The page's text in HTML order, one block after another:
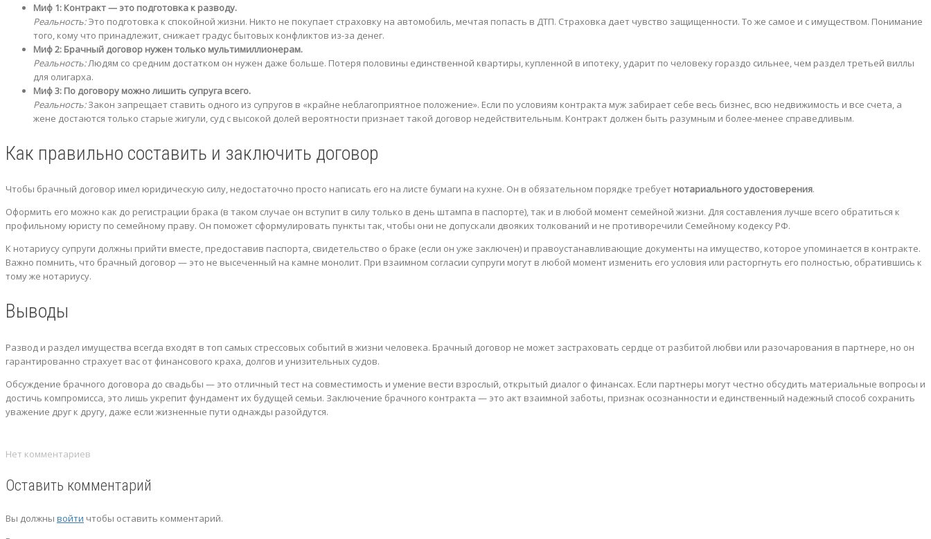
Миф 1: Контракт — это подготовка к разводу.
Реальность:Это подготовка к спокойной жизни. Никто не покупает страховку на автомобиль, мечтая попасть в ДТП. Страховка дает чувство защищенности. То же самое и с имуществом. Понимание
того, кому что принадлежит, снижает градус бытовых конфликтов из-за денег.
Миф 2: Брачный договор нужен только мультимиллионерам.
Реальность:Людям со средним достатком он нужен даже больше. Потеря половины единственной квартиры, купленной в ипотеку, ударит по человеку гораздо сильнее, чем раздел третьей виллы
для олигарха.
Миф 3: По договору можно лишить супруга всего.
Реальность:Закон запрещает ставить одного из супругов в «крайне неблагоприятное положение». Если по условиям контракта муж забирает себе весь бизнес, всю недвижимость и все счета, а
жене достаются только старые жигули, суд с высокой долей вероятности признает такой договор недействительным. Контракт должен быть разумным и более-менее справедливым.
Как правильно составить и заключить договор
Чтобы брачный договор имел юридическую силу, недостаточно просто написать его на листе бумаги на кухне. Он в обязательном порядке требует нотариального удостоверения.
Оформить его можно как до регистрации брака (в таком случае он вступит в силу только в день штампа в паспорте), так и в любой момент семейной жизни. Для составления лучше всего обратиться к
профильному юристу по семейному праву. Он поможет сформулировать пункты так, чтобы они не допускали двояких толкований и не противоречили Семейному кодексу РФ.
К нотариусу супруги должны прийти вместе, предоставив паспорта, свидетельство о браке (если он уже заключен) и правоустанавливающие документы на имущество, которое упоминается в контракте.
Важно помнить, что брачный договор — это не высеченный на камне монолит. При взаимном согласии супруги могут в любой момент изменить его условия или расторгнуть его полностью, обратившись к
тому же нотариусу.
Выводы
Развод и раздел имущества всегда входят в топ самых стрессовых событий в жизни человека. Брачный договор не может застраховать сердце от разбитой любви или разочарования в партнере, но он
гарантированно страхует вас от финансового краха, долгов и унизительных судов.
Обсуждение брачного договора до свадьбы — это отличный тест на совместимость и умение вести взрослый, открытый диалог о финансах. Если партнеры могут честно обсудить материальные вопросы и
достичь компромисса, это лишь укрепит фундамент их будущей семьи. Заключение брачного контракта — это акт взаимной заботы, признак осознанности и единственный надежный способ сохранить
уважение друг к другу, даже если жизненные пути однажды разойдутся.
Нет комментариев
Оставить комментарий
Вы должны войти чтобы оставить комментарий.